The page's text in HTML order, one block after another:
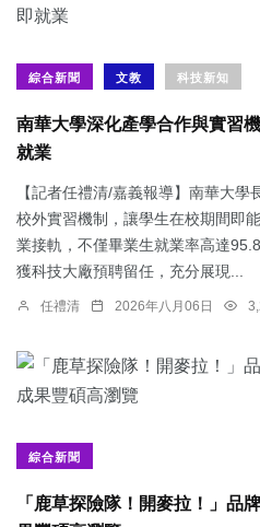
綜合新聞 文教 科技新知
南華大學深化產學合作與實習
就業
【記者任禮清/嘉義報導】南華大
校外實習機制，讓學生在校期間即
業接軌，不僅畢業生就業率高達
獲科技大廠預聘留任，充分展現...
任禮清 2026年八月06日
綜合新聞
「鹿草探險隊！開麥拉！」品